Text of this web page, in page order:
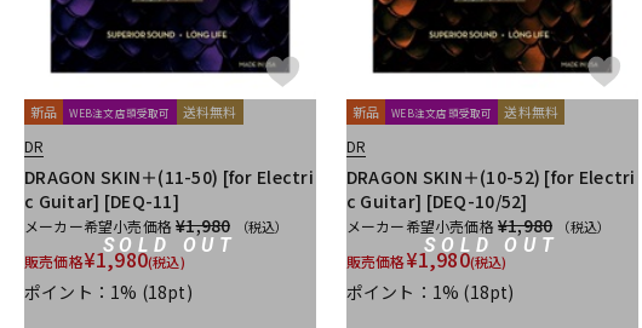
SOLD OUT
新品 WEB注文店頭受取可 送料無料
DR
DRAGON SKIN＋(11-50) [for Electri
c Guitar] [DEQ-11]
メーカー希望小売価格 ¥1,980 （税込）
販売価格¥1,980(税込)
ポイント：1% (18pt)
SOLD OUT
新品 WEB注文店頭受取可 送料無料
DR
DRAGON SKIN＋(10-52) [for Electri
c Guitar] [DEQ-10/52]
メーカー希望小売価格 ¥1,980 （税込）
販売価格¥1,980(税込)
ポイント：1% (18pt)